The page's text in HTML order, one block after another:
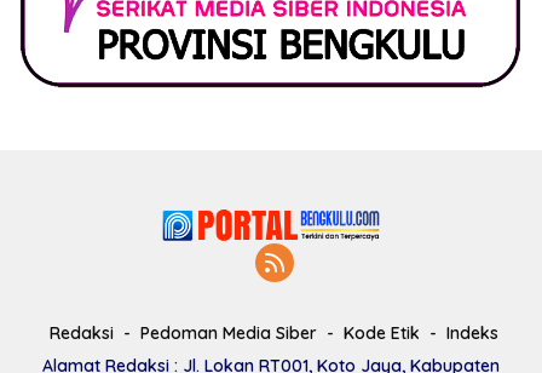
Redaksi Pedoman Media Siber Kode Etik
Indeks
Alamat Redaksi : Jl. Lokan RT001, Koto Jaya, Kabupaten